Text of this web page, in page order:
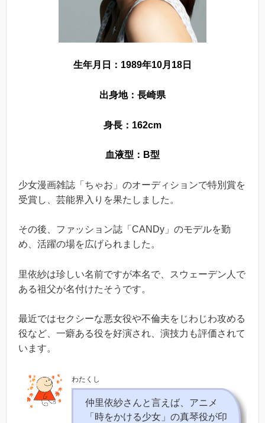
生年月日：1989年10月18日
出身地：長崎県
身長：162cm
血液型：B型
少女漫画雑誌「ちゃお」のオーディションで特別賞を
受賞し、芸能界入りを果たしました。
その後、ファッション誌「CANDy」のモデルを勤
め、活躍の場を広げられました。
里依紗は珍しい名前ですが本名で、スウェーデン人で
ある祖父が名付けたそうです。
最近ではセクシーな悪女役や不倫夫をじわじわ攻める
役など、一癖ある役を好演され、演技力も評価されて
います。
わたくし
仲里依紗さんと言えば、アニメ
「時をかける少女」の真琴役が印